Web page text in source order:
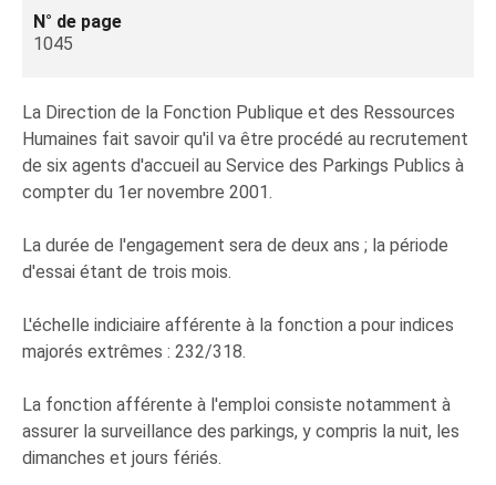
N° de page
1045
La Direction de la Fonction Publique et des Ressources
Humaines fait savoir qu'il va être procédé au recrutement
de six agents d'accueil au Service des Parkings Publics à
compter du 1er novembre 2001.
La durée de l'engagement sera de deux ans ; la période
d'essai étant de trois mois.
L'échelle indiciaire afférente à la fonction a pour indices
majorés extrêmes : 232/318.
La fonction afférente à l'emploi consiste notamment à
assurer la surveillance des parkings, y compris la nuit, les
dimanches et jours fériés.